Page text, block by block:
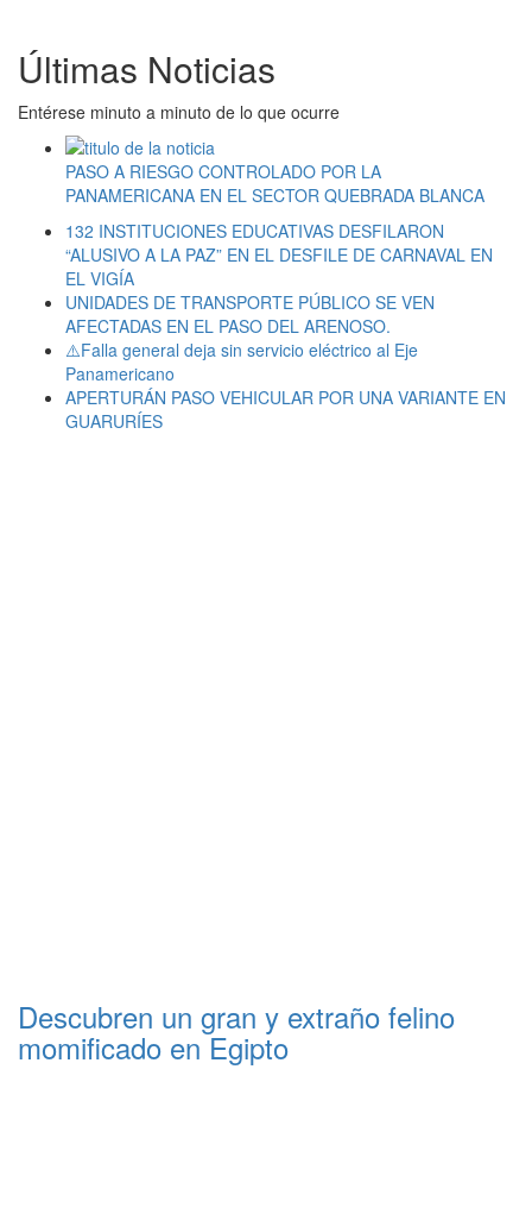
Últimas Noticias
Entérese minuto a minuto de lo que ocurre
PASO A RIESGO CONTROLADO POR LA
PANAMERICANA EN EL SECTOR QUEBRADA BLANCA
132 INSTITUCIONES EDUCATIVAS DESFILARON
“ALUSIVO A LA PAZ” EN EL DESFILE DE CARNAVAL EN
EL VIGÍA
UNIDADES DE TRANSPORTE PÚBLICO SE VEN
AFECTADAS EN EL PASO DEL ARENOSO.
⚠️Falla general deja sin servicio eléctrico al Eje
Panamericano
APERTURÁN PASO VEHICULAR POR UNA VARIANTE EN
GUARURÍES
Descubren un gran y extraño felino
momificado en Egipto